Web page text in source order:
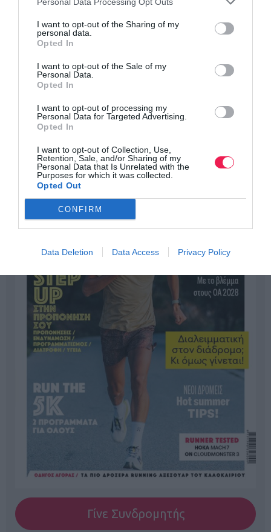
I want to opt-out of the Sharing of my
personal data.
Opted In
I want to opt-out of the Sale of my
Personal Data.
Opted In
I want to opt-out of processing my
Personal Data for Targeted Advertising.
Opted In
I want to opt-out of Collection, Use,
Retention, Sale, and/or Sharing of my
Personal Data that Is Unrelated with the
Purposes for which it was collected.
Opted Out
CONFIRM
Data Deletion Data Access Privacy Policy
Γίνε Συνδρομητής